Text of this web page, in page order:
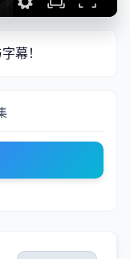
幕！